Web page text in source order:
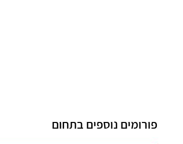
פורומים נוספים בתחום